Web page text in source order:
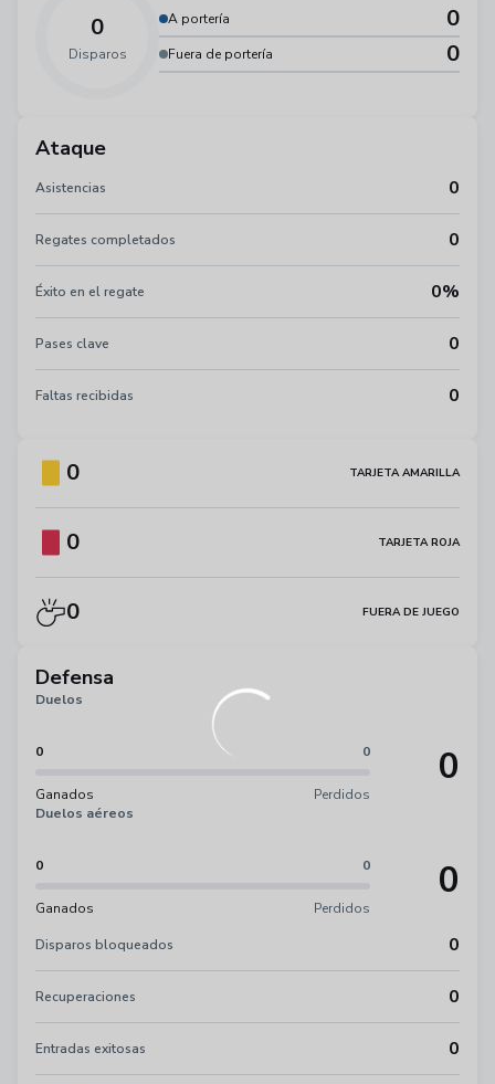
0
Disparos
A portería 0
Fuera de portería 0
Ataque
Asistencias 0
Regates completados 0
Éxito en el regate 0%
Pases clave 0
Faltas recibidas 0
0 TARJETA AMARILLA
0 TARJETA ROJA
0 FUERA DE JUEGO
Defensa
Duelos
0 0
Ganados Perdidos
0
Duelos aéreos
0 0
Ganados Perdidos
0
Disparos bloqueados 0
Recuperaciones 0
Entradas exitosas 0